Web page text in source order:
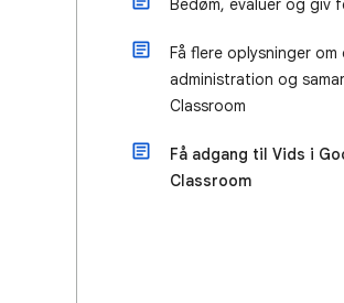
Bedøm, evaluer og giv
Få flere oplysninger om
administration og
Classroom
Få adgang til Vids i
Classroom